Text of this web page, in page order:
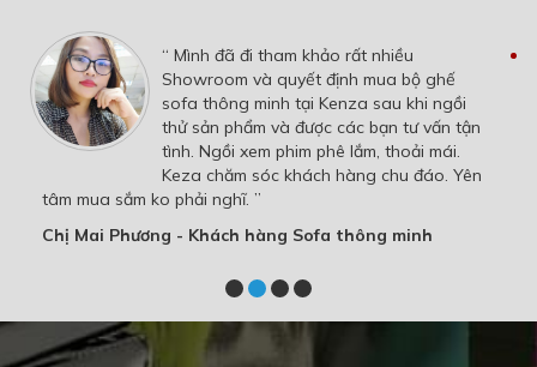
“ Mình đã đi tham khảo rất nhiều
Showroom và quyết định mua bộ ghế
sofa thông minh tại Kenza sau khi ngồi
thử sản phẩm và được các bạn tư vấn tận
tình. Ngồi xem phim phê lắm, thoải mái.
Keza chăm sóc khách hàng chu đáo. Yên
tâm mua sắm ko phải nghĩ. ”
Chị Mai Phương - Khách hàng Sofa thông minh